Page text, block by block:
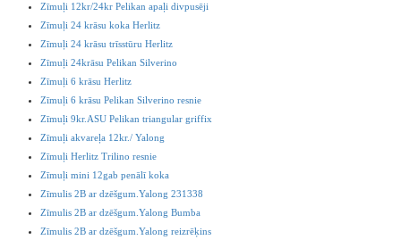
Zīmuļi 12kr/24kr Pelikan apaļi divpusēji
Zīmuļi 24 krāsu koka Herlitz
Zīmuļi 24 krāsu trīsstūru Herlitz
Zīmuļi 24krāsu Pelikan Silverino
Zīmuļi 6 krāsu Herlitz
Zīmuļi 6 krāsu Pelikan Silverino resnie
Zīmuļi 9kr.ASU Pelikan triangular griffix
Zīmuļi akvareļa 12kr./ Yalong
Zīmuļi Herlitz Trilino resnie
Zīmuļi mini 12gab penālī koka
Zīmulis 2B ar dzēšgum.Yalong 231338
Zīmulis 2B ar dzēšgum.Yalong Bumba
Zīmulis 2B ar dzēšgum.Yalong reizrēķins